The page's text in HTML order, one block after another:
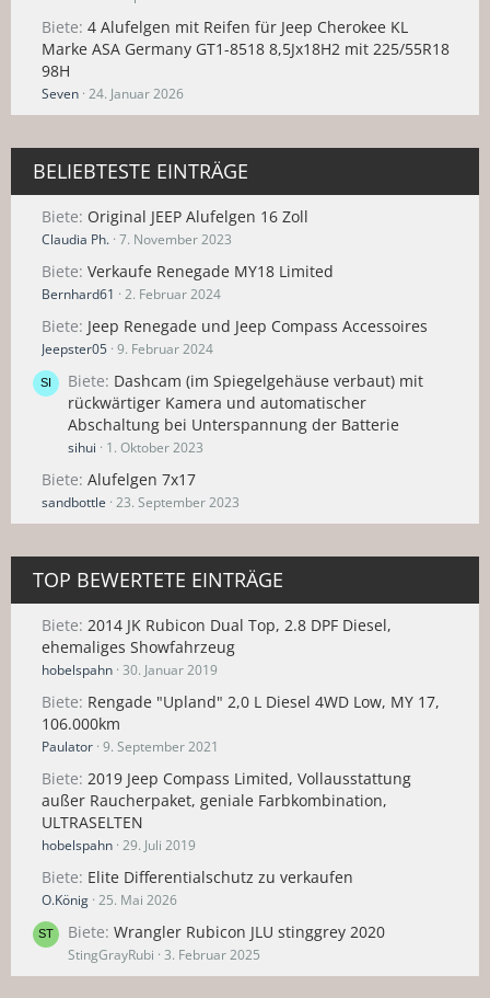
Biete 4 Alufelgen mit Reifen für Jeep Cherokee KL
Marke ASA Germany GT1-8518 8,5Jx18H2 mit 225/55R18
98H
Seven 24. Januar 2026
BELIEBTESTE EINTRÄGE
Biete Original JEEP Alufelgen 16 Zoll
Claudia Ph. 7. November 2023
Biete Verkaufe Renegade MY18 Limited
Bernhard61 2. Februar 2024
Biete Jeep Renegade und Jeep Compass Accessoires
Jeepster05 9. Februar 2024
Biete Dashcam (im Spiegelgehäuse verbaut) mit
rückwärtiger Kamera und automatischer
Abschaltung bei Unterspannung der Batterie
sihui 1. Oktober 2023
Biete Alufelgen 7x17
sandbottle 23. September 2023
TOP BEWERTETE EINTRÄGE
Biete 2014 JK Rubicon Dual Top, 2.8 DPF Diesel,
ehemaliges Showfahrzeug
hobelspahn 30. Januar 2019
Biete Rengade "Upland" 2,0 L Diesel 4WD Low, MY 17,
106.000km
Paulator 9. September 2021
Biete 2019 Jeep Compass Limited, Vollausstattung
außer Raucherpaket, geniale Farbkombination,
ULTRASELTEN
hobelspahn 29. Juli 2019
Biete Elite Differentialschutz zu verkaufen
O.König 25. Mai 2026
Biete Wrangler Rubicon JLU stinggrey 2020
StingGrayRubi 3. Februar 2025